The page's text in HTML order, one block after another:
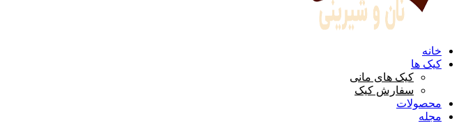
خانه
کیک ها
کیک های مانی
سفارش کیک
محصولات
مجله